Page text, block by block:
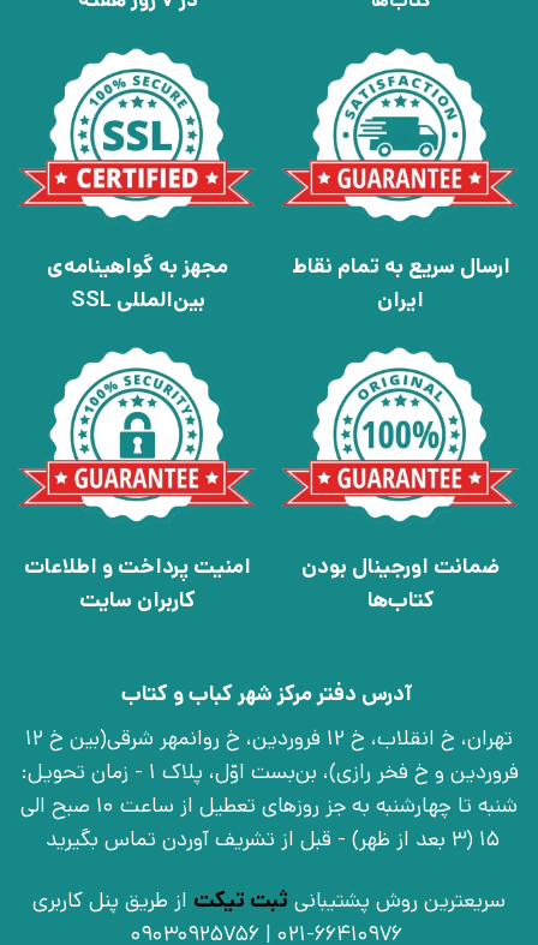
ارسال سریع به تمام نقاط
ایران
مجهز به گواهینامه‌ی
بین‌المللی SSL
ضمانت اورجینال بودن
کتاب‌ها
امنیت پرداخت و اطلاعات
کاربران سایت
آدرس دفتر مرکز شهر کباب و کتاب
تهران، خ انقلاب، خ 12 فروردین، خ روانمهر شرقی(بین خ 12
فروردین و خ فخر رازی)، بن‌بست اوّل، پلاک 1 - زمان تحویل:
شنبه تا چهارشنبه به جز روزهای تعطیل از ساعت 10 صبح الی
15 (3 بعد از ظهر) - قبل از تشریف آوردن تماس بگیرید
سریعترین روش پشتیبانی ثبت تیکت از طریق پنل کاربری
021-66410976 | 09030925756